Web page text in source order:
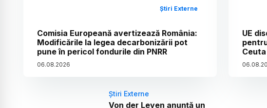
Știri Externe
Comisia Europeană avertizează România:
Modificările la legea decarbonizării pot
pune în pericol fondurile din PNRR
06.08.2026
UE
Ceuta
06.08.
Știri Externe
Von der Leyen anunță un